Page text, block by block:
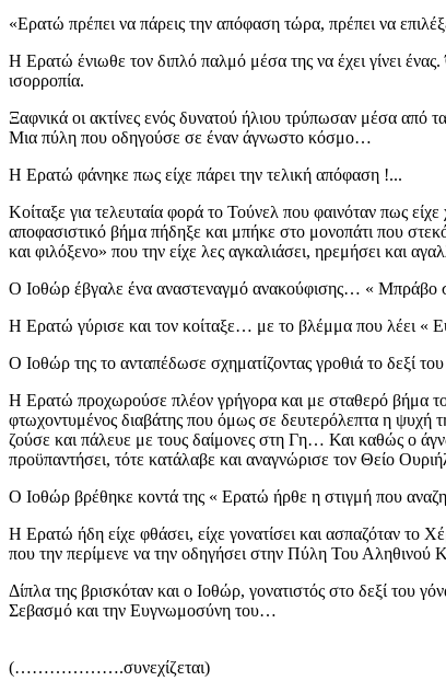
«Ερατώ πρέπει να πάρεις την απόφαση τώρα, πρέπει να
Η Ερατώ ένιωθε τον διπλό παλμό μέσα της να έχει γίνει
ισορροπία.
Ξαφνικά οι ακτίνες ενός δυνατού ήλιου τρύπωσαν μέσα από
Μια πύλη που οδηγούσε σε έναν άγνωστο κόσμο…
Η Ερατώ φάνηκε πως είχε πάρει την τελική απόφαση !...
Κοίταξε για τελευταία φορά το Τούνελ που φαινόταν πως είχε
αποφασιστικό βήμα πήδηξε και μπήκε στο μονοπάτι που
και φιλόξενο» που την είχε λες αγκαλιάσει, ηρεμήσει και
Ο Ιοθώρ έβγαλε ένα αναστεναγμό ανακούφισης… « Μπράβο
Η Ερατώ γύρισε και τον κοίταξε… με το βλέμμα που λέει
Ο Ιοθώρ της το ανταπέδωσε σχηματίζοντας γροθιά το δεξί
Η Ερατώ προχωρούσε πλέον γρήγορα και με σταθερό βήμα το
φτωχοντυμένος διαβάτης που όμως σε δευτερόλεπτα η ψυχή
ζούσε και πάλευε με τους δαίμονες στη Γη… Και καθώς ο
προϋπαντήσει, τότε κατάλαβε και αναγνώρισε τον Θείο
Ο Ιοθώρ βρέθηκε κοντά της « Ερατώ ήρθε η στιγμή που
Η Ερατώ ήδη είχε φθάσει, είχε γονατίσει και ασπαζόταν το
που την περίμενε να την οδηγήσει στην Πύλη Του
Δίπλα της βρισκόταν και ο Ιοθώρ, γονατιστός στο δεξί του
Σεβασμό και την Ευγνωμοσύνη του…
(……………….συνεχίζεται)